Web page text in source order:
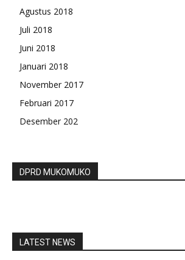
Agustus 2018
Juli 2018
Juni 2018
Januari 2018
November 2017
Februari 2017
Desember 202
DPRD MUKOMUKO
LATEST NEWS